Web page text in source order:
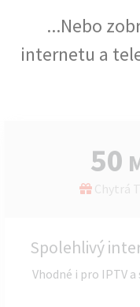
...Nebo
internetu a
50
Chytrá
Spolehlivý
Vhodné i pro IPTV